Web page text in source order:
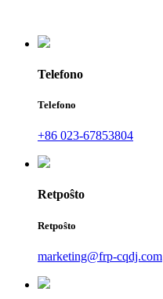
Telefono
Telefono
+86 023-67853804
Retpoŝto
Retpoŝto
marketing@frp-cqdj.com